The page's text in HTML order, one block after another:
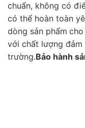
chuẩn, không có
có thể hoàn toàn
dòng sản phẩm
với chất lượng đảm
trường.Bảo hành